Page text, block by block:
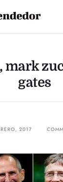
mark
gates
2017